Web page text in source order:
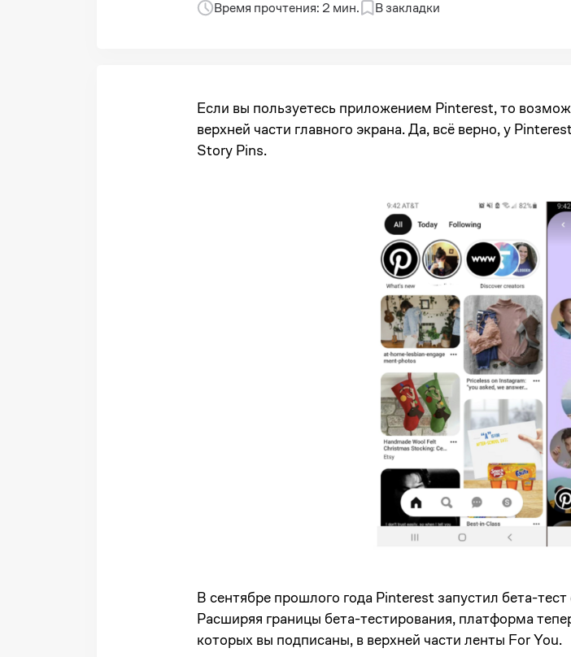
Время прочтения: 2 мин. В закладки
Если вы пользуетесь приложением Pinterest, то
верхней части главного экрана. Да, всё верно, у
Story Pins.
В сентябре прошлого года Pinterest запустил бета-
Расширяя границы бета-тестирования, платформа
которых вы подписаны, в верхней части ленты For You.